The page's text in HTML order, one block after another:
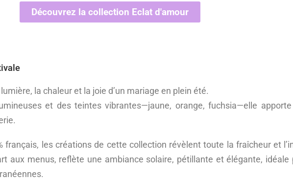
Découvrez la collection Eclat d'amour
la chaleur et la joie d’un mariage en plein été.
et des teintes vibrantes—jaune, orange, fuchsia—elle apporte
français, les créations de cette collection révèlent toute la fraîcheur et
aux menus, reflète une ambiance solaire, pétillante et élégante, idéale